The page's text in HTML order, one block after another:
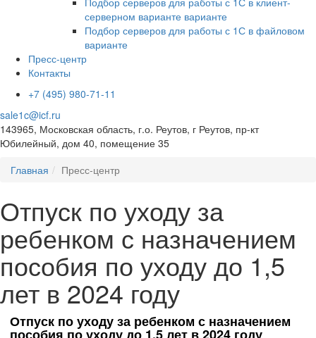
серверном варианте варианте
Подбор серверов для работы с 1С в файловом
варианте
Пресс-центр
Контакты
+7 (495) 980-71-11
sale1c@icf.ru
143965, Московская область, г.о. Реутов, г Реутов, пр-кт
Юбилейный, дом 40, помещение 35
Главная
Пресс-центр
Отпуск по уходу за
ребенком с назначением
пособия по уходу до 1,5
лет в 2024 году
Отпуск по уходу за ребенком с назначением